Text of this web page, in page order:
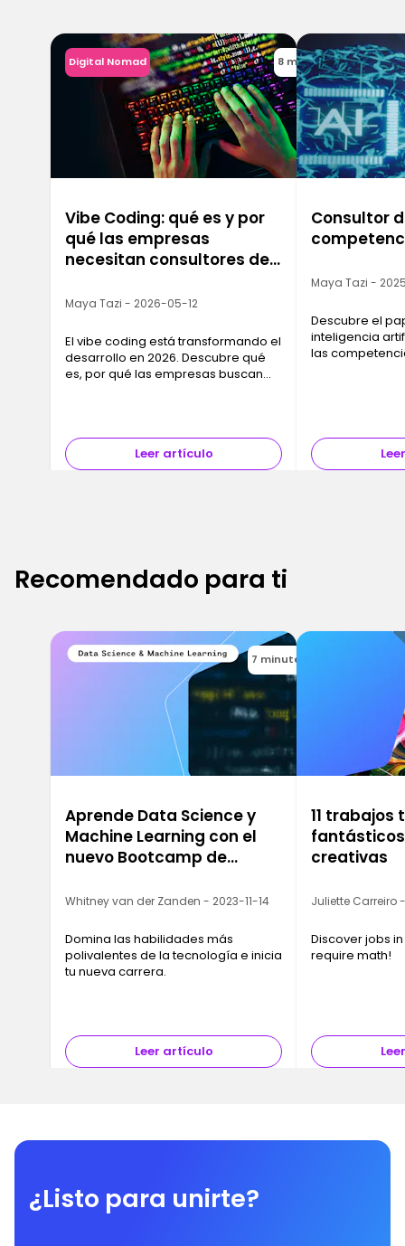
Digital Nomad 8 min
Vibe Coding: qué es y por
qué las empresas
necesitan consultores de
Maya Tazi - 2026-05-12
El vibe coding está transformando el
desarrollo en 2026. Descubre qué
es, por qué las empresas buscan
Leer artículo
Consultor
Maya Tazi -
Descubre el
inteligencia
las
Recomendado para ti
7 minutes
Aprende Data Science y
Machine Learning con el
nuevo Bootcamp de
Whitney van der Zanden - 2023-11-14
Domina las habilidades más
polivalentes de la tecnología e inicia
tu nueva carrera.
Leer artículo
11 trabajos
creativas
Juliette Carreiro
Discover jobs
require math!
¿Listo para unirte?